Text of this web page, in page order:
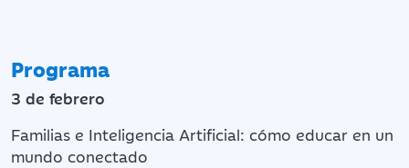
Programa
3 de febrero
Familias e Inteligencia Artificial: cómo educar en un
mundo conectado